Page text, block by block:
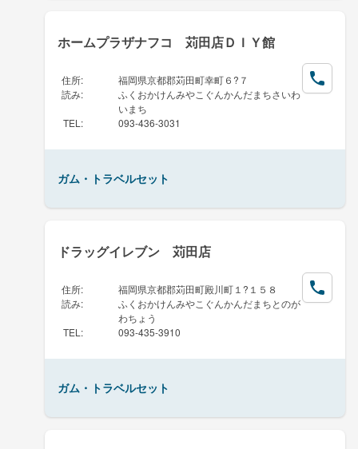
ホームプラザナフコ 苅田店ＤＩＹ館
住所:
福岡県京都郡苅田町幸町６?７
読み:
ふくおかけんみやこぐんかんだまちさいわ
いまち
TEL : 093-436-3031
ガム・トラベルセット
ドラッグイレブン 苅田店
住所:
福岡県京都郡苅田町殿川町１?１５８
読み:
ふくおかけんみやこぐんかんだまちとのが
わちょう
TEL : 093-435-3910
ガム・トラベルセット